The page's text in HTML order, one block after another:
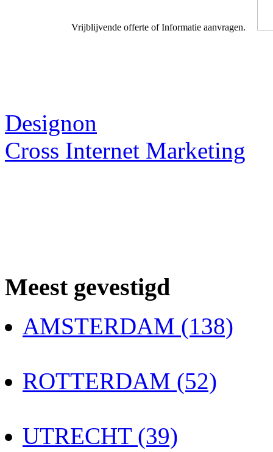
Vrijblijvende offerte of Informatie aanvragen.
Designon
Cross Internet Marketing
Meest gevestigd
AMSTERDAM (138)
ROTTERDAM (52)
UTRECHT (39)